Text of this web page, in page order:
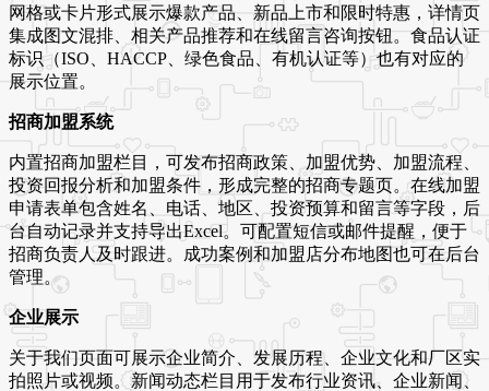
网格或卡片形式展示爆款产品、新品上市和限时特惠，详情页
集成图文混排、相关产品推荐和在线留言咨询按钮。食品认证
标识（ISO、HACCP、绿色食品、有机认证等）也有对应的
展示位置。
招商加盟系统
内置招商加盟栏目，可发布招商政策、加盟优势、加盟流程、
投资回报分析和加盟条件，形成完整的招商专题页。在线加盟
申请表单包含姓名、电话、地区、投资预算和留言等字段，后
台自动记录并支持导出Excel。可配置短信或邮件提醒，便于
招商负责人及时跟进。成功案例和加盟店分布地图也可在后台
管理。
企业展示
关于我们页面可展示企业简介、发展历程、企业文化和厂区实
拍照片或视频。新闻动态栏目用于发布行业资讯、企业新闻、